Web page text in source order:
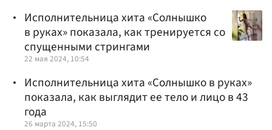
Исполнительница хита «Солнышко
в руках» показала, как тренируется со
спущенными стрингами
22 мая 2024, 10:54
Исполнительница хита «Солнышко в руках»
показала, как выглядит ее тело и лицо в 43
года
26 марта 2024, 15:50